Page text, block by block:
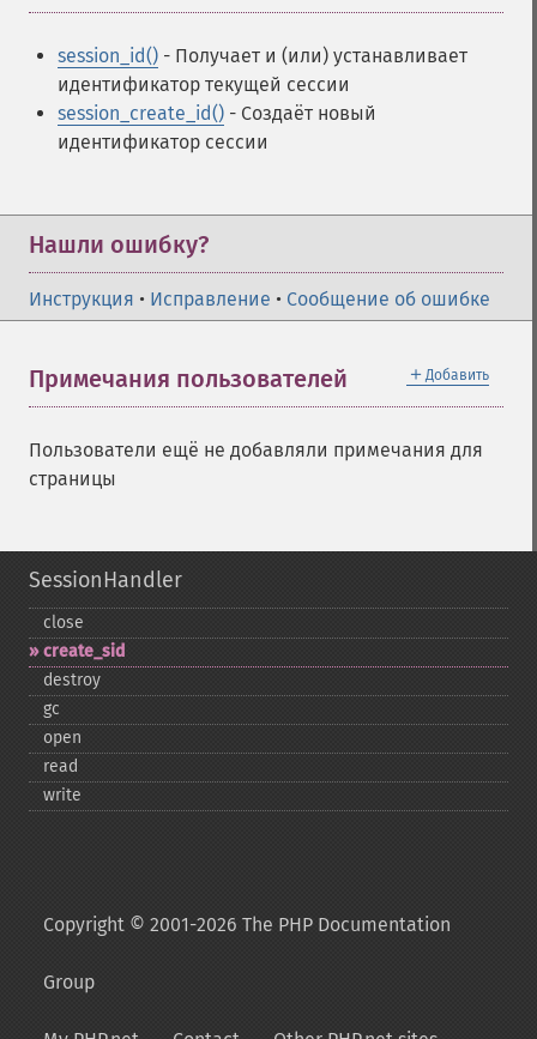
session_id() - Получает и (или) устанавливает
идентификатор текущей сессии
session_create_id() - Создаёт новый
идентификатор сессии
Нашли ошибку?
Инструкция • Исправление • Сообщение об ошибке
＋ Добавить
Примечания пользователей
Пользователи ещё не добавляли примечания для
страницы
SessionHandler
close
create_​sid
destroy
gc
open
read
write
Copyright © 2001-2026 The PHP Documentation
Group